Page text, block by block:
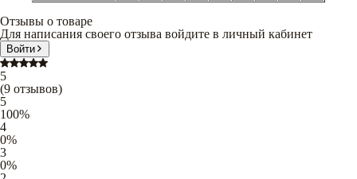
Отзывы о товаре
Для написания своего отзыва войдите в личный кабинет
Войти
5
(9 отзывов)
5
100%
4
0%
3
0%